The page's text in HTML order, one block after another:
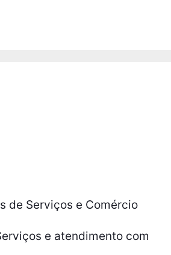
de Serviços e Comércio
e atendimento com